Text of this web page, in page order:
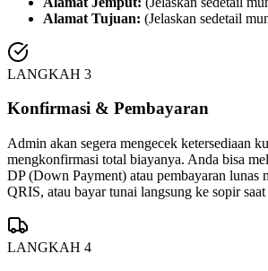
Alamat Tujuan: (Jelaskan sedetail
LANGKAH 3
Konfirmasi & Pembayaran
Admin akan segera mengecek ketersediaan
mengkonfirmasi total biayanya. Anda bisa
DP (Down Payment) atau pembayaran lunas
QRIS, atau bayar tunai langsung ke sopir
LANGKAH 4